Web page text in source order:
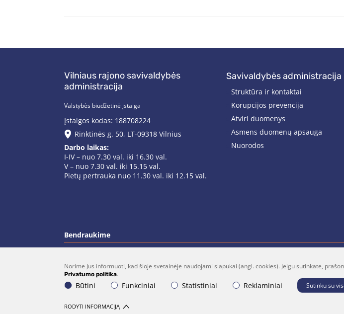
Vilniaus rajono savivaldybės
administracija
Valstybės biudžetinė įstaiga
Įstaigos kodas: 188708224
Rinktinės g. 50, LT-09318 Vilnius
Darbo laikas:
I-IV – nuo 7.30 val. iki 16.30 val.
V – nuo 7.30 val. iki 15.15 val.
Pietų pertrauka nuo 11.30 val. iki 12.15 val.
savivaldybės administracija
Struktūra ir kontaktai
Korupcijos prevencija
Atviri duomenys
Asmens duomenų apsauga
Nuorodos
Bendraukime
(0 5)  275 1990 vrsa@vrsa.lt Facebook
© 2026 Visos teisės saugomos. Sprendimas:
Norime Jus informuoti, kad šioje svetainėje naudojami slapukai (angl. cookies). Jeigu sutinkate,
Privatumo politika.
Būtini Funkciniai Statistiniai Reklaminiai Sutinku su
RODYTI INFORMACIJĄ